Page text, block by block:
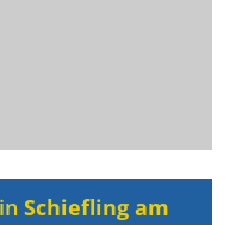
Schiefling am